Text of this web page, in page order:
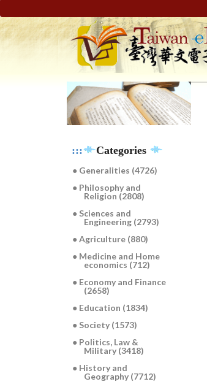
::: Categories
● Generalities (4726)
● Philosophy and
Religion (2808)
● Sciences and
Engineering (2793)
● Agriculture (880)
● Medicine and Home
economics (712)
● Economy and Finance
(2658)
● Education (1834)
● Society (1573)
● Politics, Law &
Military (3418)
● History and
Geography (7712)